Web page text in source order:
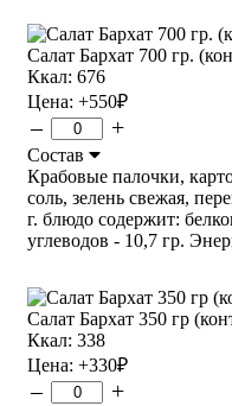
Салат Бархат 700 гр.
Ккал: 676
Цена: +550₽
– +
Состав
Крабовые палочки,
соль, зелень свежая,
г. блюдо содержит:
углеводов - 10,7 гр.
Салат Бархат 350 гр
Ккал: 338
Цена: +330₽
– +